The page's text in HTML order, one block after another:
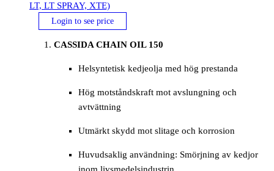
LT, LT SPRAY, XTE)
Login to see price
CASSIDA CHAIN OIL 150
Helsyntetisk kedjeolja med hög prestanda
Hög motståndskraft mot avslungning och
avtvättning
Utmärkt skydd mot slitage och korrosion
Huvudsaklig användning: Smörjning av kedjor